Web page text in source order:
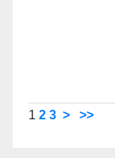
1 2 3 > >>